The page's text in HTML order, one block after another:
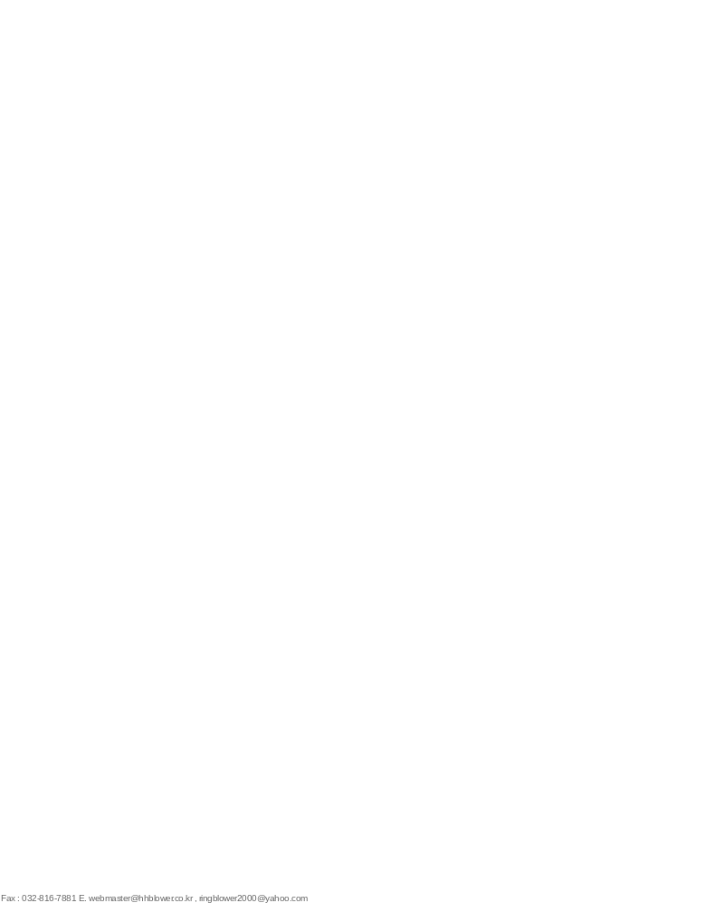
Fax : 032-816-7881 E. webmaster@hhblower.co.kr, ringblower2000@yahoo.com